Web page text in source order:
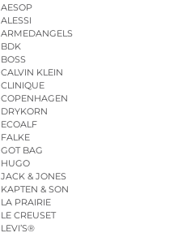
AESOP
ALESSI
ARMEDANGELS
BDK
BOSS
CALVIN KLEIN
CLINIQUE
COPENHAGEN
DRYKORN
ECOALF
FALKE
GOT BAG
HUGO
JACK & JONES
KAPTEN & SON
LA PRAIRIE
LE CREUSET
LEVI’S®